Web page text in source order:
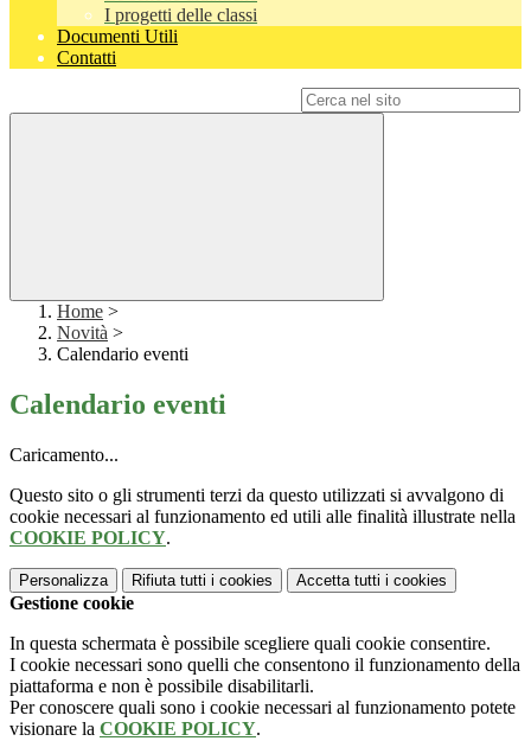
I progetti delle classi
Documenti Utili
Contatti
Home >
Novità >
Calendario eventi
Calendario eventi
Caricamento...
Questo sito o gli strumenti terzi da questo utilizzati si avvalgono di
cookie necessari al funzionamento ed utili alle finalità illustrate nella
COOKIE POLICY.
Personalizza Rifiuta tutti i cookies Accetta tutti i cookies
Gestione cookie
In questa schermata è possibile scegliere quali cookie consentire.
I cookie necessari sono quelli che consentono il funzionamento della
piattaforma e non è possibile disabilitarli.
Per conoscere quali sono i cookie necessari al funzionamento potete
visionare la COOKIE POLICY.